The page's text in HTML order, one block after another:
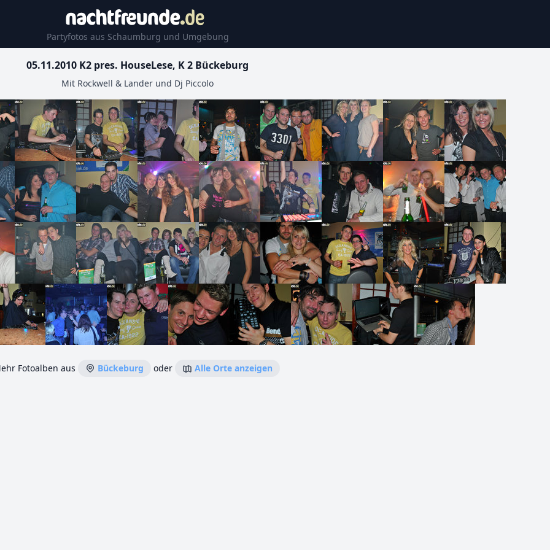
Partyfotos aus Schaumburg und Umgebung
05.11.2010 K2 pres. HouseLese, K 2 Bückeburg
Mit Rockwell & Lander und Dj Piccolo
Fotoalben aus Bückeburg oder Alle Orte anzeigen